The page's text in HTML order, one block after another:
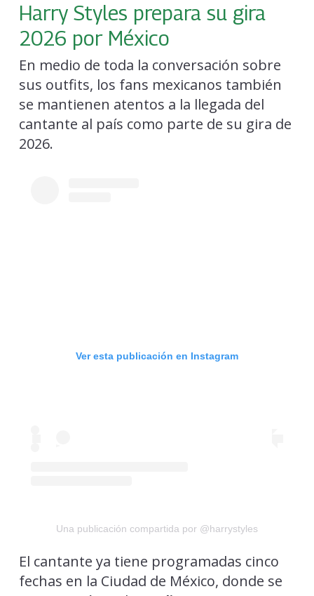
Harry Styles prepara su gira
2026 por México
En medio de toda la conversación sobre
sus outfits, los fans mexicanos también
se mantienen atentos a la llegada del
cantante al país como parte de su gira de
2026.
Ver esta publicación en Instagram
Una publicación compartida por @harrystyles
El cantante ya tiene programadas cinco
fechas en la Ciudad de México, donde se